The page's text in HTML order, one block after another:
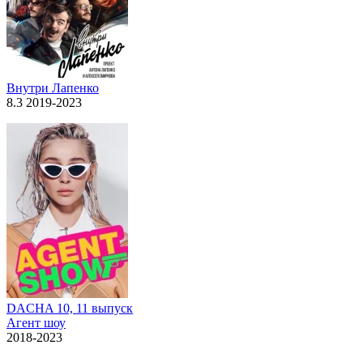
Внутри Лапенко
8.3 2019-2023
DACHA 10, 11 выпуск
Агент шоу
2018-2023